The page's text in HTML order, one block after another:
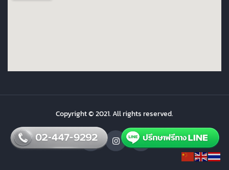
Copyright © 2021. All rights reserved.